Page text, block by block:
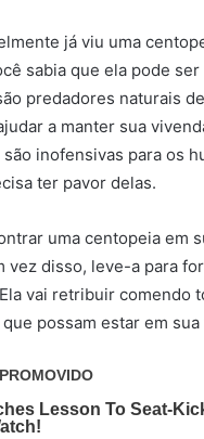
já viu uma
sabia que ela pode
predadores naturais
a manter sua
são inofensivas para os
ter pavor delas.
uma centopeia em
vez disso, leve-a para
vai retribuir comendo
possam estar em sua